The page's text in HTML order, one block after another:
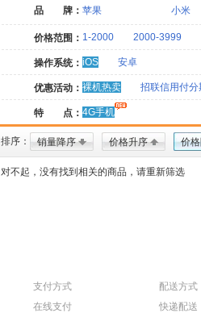
品 牌： 苹果 小米
价格范围： 1-2000 2000-3999
操作系统： iOS 安卓
优惠活动： 裸机热卖 招联信用付分
特 点： 4G手机
排序： 销量降序 价格升序 价
对不起，没有找到相关的商品，请重新筛选
支付方式
在线支付
配送方式
快递配送